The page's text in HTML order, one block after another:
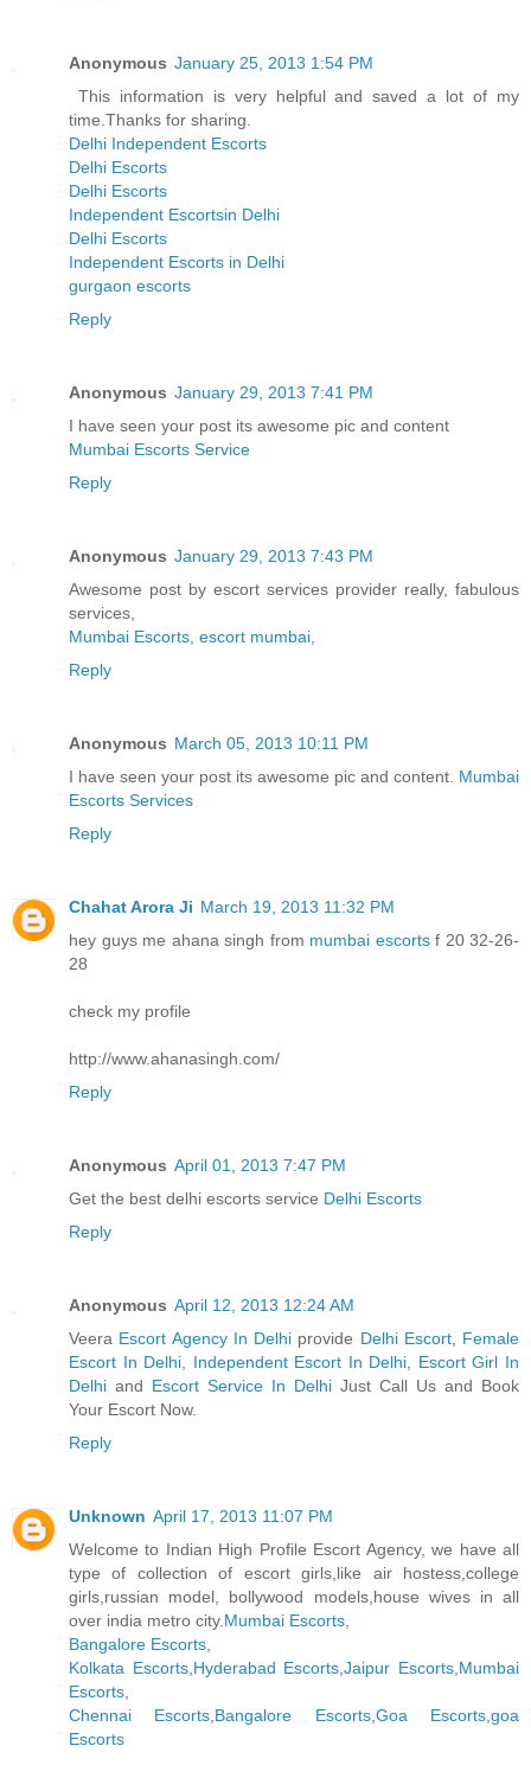
Anonymous January 25, 2013 1:54 PM
This information is very helpful and saved a lot of my
time.Thanks for sharing.
Delhi Independent Escorts
Delhi Escorts
Delhi Escorts
Independent Escortsin Delhi
Delhi Escorts
Independent Escorts in Delhi
gurgaon escorts
Reply
Anonymous January 29, 2013 7:41 PM
I have seen your post its awesome pic and content
Mumbai Escorts Service
Reply
Anonymous January 29, 2013 7:43 PM
Awesome post by escort services provider really, fabulous
services,
Mumbai Escorts, escort mumbai,
Reply
Anonymous March 05, 2013 10:11 PM
I have seen your post its awesome pic and content. Mumbai
Escorts Services
Reply
Chahat Arora Ji March 19, 2013 11:32 PM
hey guys me ahana singh from mumbai escortsf 20 32-26-
28
check my profile
http://www.ahanasingh.com/
Reply
Anonymous April 01, 2013 7:47 PM
Get the best delhi escorts service Delhi Escorts
Reply
Anonymous April 12, 2013 12:24 AM
Veera Escort Agency In Delhi provide Delhi Escort, Female
Escort In Delhi
Independent Escort In Delhi
Escort Girl In
Delhi and Escort Service In Delhi Just Call Us and Book
Your Escort Now.
Reply
Unknown April 17, 2013 11:07 PM
Welcome to Indian High Profile Escort Agency, we have all
type of collection of escort girls,like air hostess,college
girls,russian model, bollywood models,house wives in all
over india metro city. Mumbai Escorts
Bangalore Escorts
Kolkata Escorts, Hyderabad Escorts ,Jaipur Escorts Mumbai
Escorts
Chennai Escorts Bangalore Escorts, Goa Escorts ,goa
Escorts